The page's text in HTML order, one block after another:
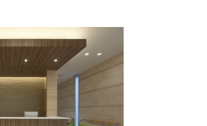
てい…